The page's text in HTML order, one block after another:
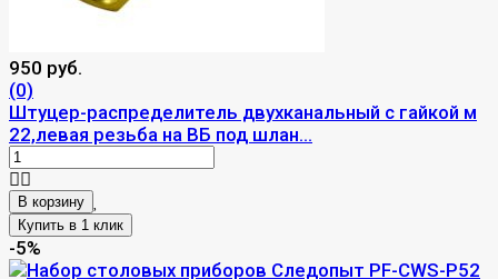
950 руб.
(0)
Штуцер-распределитель двухканальный с гайкой м
22,левая резьба на ВБ под шлан...
В корзину
-5%